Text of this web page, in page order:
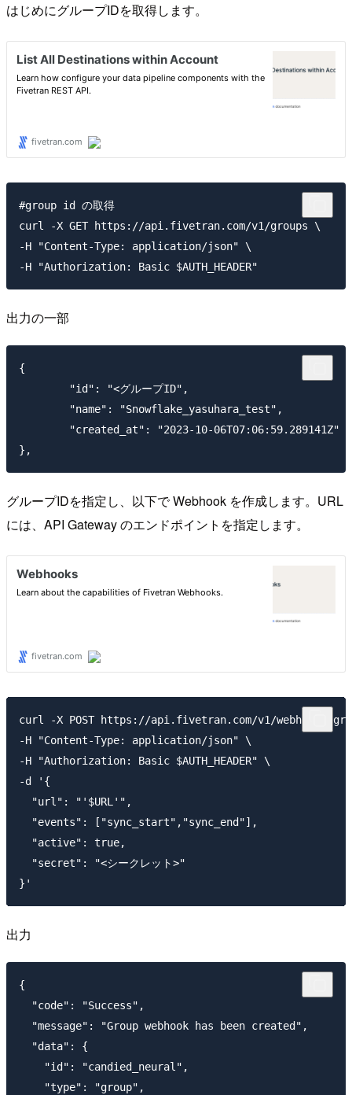
はじめにグループIDを取得します。
#group id の取得
curl -X GET https://api.fivetran.com/v1/groups \
-H "Content-Type: application/json" \
出力の一部
{
グループIDを指定し、以下で Webhook を作成します。URL
には、API Gateway のエンドポイントを指定します。
curl -X POST https://api.fivetran.com/v1/webhooks/
-H "Content-Type: application/json" \
-H "Authorization: Basic $AUTH_HEADER" \
-d '{
  "url": "'$URL'",
  "events": ["sync_start","sync_end"],
  "active": true,
  "secret": "<シークレット>"
出力
{
  "code": "Success",
  "message": "Group webhook has been created",
  "data": {
    "id": "candied_neural",
    "type": "group",